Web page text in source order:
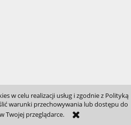
w celu realizacji usług i zgodnie z Polityką
warunki przechowywania lub dostępu do
Twojej przeglądarce.